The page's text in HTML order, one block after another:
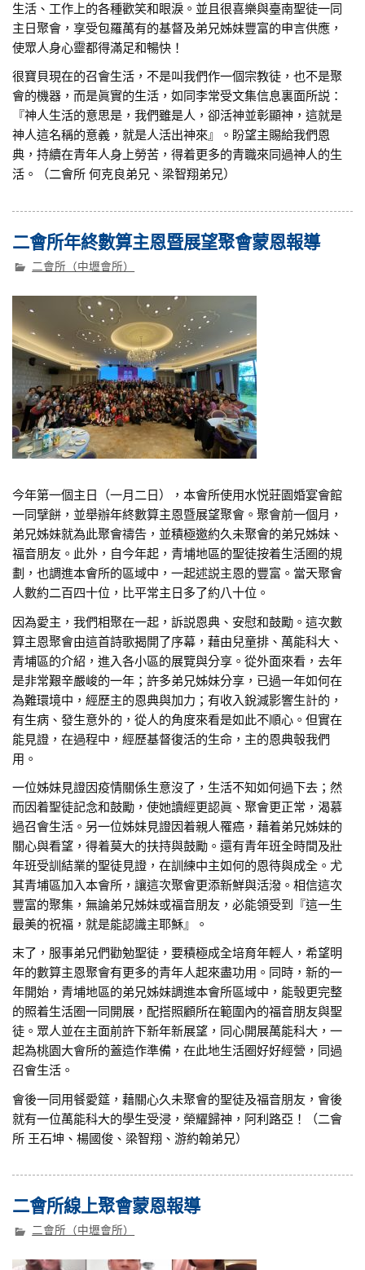
生活、工作上的各種歡笑和眼淚。並且很喜樂與臺南聖徒一同
主日聚會，享受包羅萬有的基督及弟兄姊妹豐富的申言供應，
使眾人身心靈都得滿足和暢快！
很寶貝現在的召會生活，不是叫我們作一個宗教徒，也不是聚
會的機器，而是眞實的生活，如同李常受文集信息裏面所説：
『神人生活的意思是，我們雖是人，卻活神並彰顯神，這就是
神人這名稱的意義，就是人活出神來』。盼望主賜給我們恩
典，持續在青年人身上勞苦，得着更多的青職來同過神人的生
活。（二會所 何克良弟兄、梁智翔弟兄）
二會所年終數算主恩暨展望聚會蒙恩報導
二會所（中壢會所）
今年第一個主日（一月二日），本會所使用水悦莊園婚宴會館
一同擘餅，並舉辦年終數算主恩暨展望聚會。聚會前一個月，
弟兄姊妹就為此聚會禱告，並積極邀約久未聚會的弟兄姊妹、
福音朋友。此外，自今年起，青埔地區的聖徒按着生活圈的規
劃，也調進本會所的區域中，一起述説主恩的豐富。當天聚會
人數約二百四十位，比平常主日多了約八十位。
因為愛主，我們相聚在一起，訴説恩典、安慰和鼓勵。這次數
算主恩聚會由這首詩歌揭開了序幕，藉由兒童排、萬能科大、
青埔區的介紹，進入各小區的展覽與分享。從外面來看，去年
是非常艱辛嚴峻的一年；許多弟兄姊妹分享，已過一年如何在
為難環境中，經歷主的恩典與加力；有收入銳減影響生計的，
有生病、發生意外的，從人的角度來看是如此不順心。但實在
能見證，在過程中，經歷基督復活的生命，主的恩典彀我們
用。
一位姊妹見證因疫情關係生意沒了，生活不知如何過下去；然
而因着聖徒記念和鼓勵，使她讀經更認眞、聚會更正常，渴慕
過召會生活。另一位姊妹見證因着親人罹癌，藉着弟兄姊妹的
關心與看望，得着莫大的扶持與鼓勵。還有青年班全時間及壯
年班受訓結業的聖徒見證，在訓練中主如何的恩待與成全。尤
其青埔區加入本會所，讓這次聚會更添新鮮與活潑。相信這次
豐富的聚集，無論弟兄姊妹或福音朋友，必能領受到『這一生
最美的祝福，就是能認識主耶穌』。
末了，服事弟兄們勸勉聖徒，要積極成全培育年輕人，希望明
年的數算主恩聚會有更多的青年人起來盡功用。同時，新的一
年開始，青埔地區的弟兄姊妹調進本會所區域中，能彀更完整
的照着生活圈一同開展，配搭照顧所在範圍內的福音朋友與聖
徒。眾人並在主面前許下新年新展望，同心開展萬能科大，一
起為桃園大會所的蓋造作準備，在此地生活圈好好經營，同過
召會生活。
會後一同用餐愛筵，藉關心久未聚會的聖徒及福音朋友，會後
就有一位萬能科大的學生受浸，榮耀歸神，阿利路亞！（二會
所 王石坤、楊國俊、梁智翔、游約翰弟兄）
二會所線上聚會蒙恩報導
二會所（中壢會所）